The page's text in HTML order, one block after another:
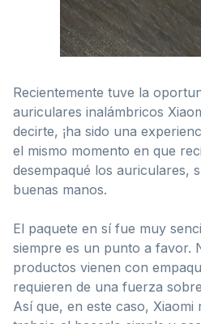
Recientemente tuve la
auriculares inalámbricos
decirte, ¡ha sido una
el mismo momento en que
desempaqué los auriculares,
buenas manos.
El paquete en sí fue muy
siempre es un punto a favor.
productos vienen con
requieren de una fuerza
Así que, en este caso,